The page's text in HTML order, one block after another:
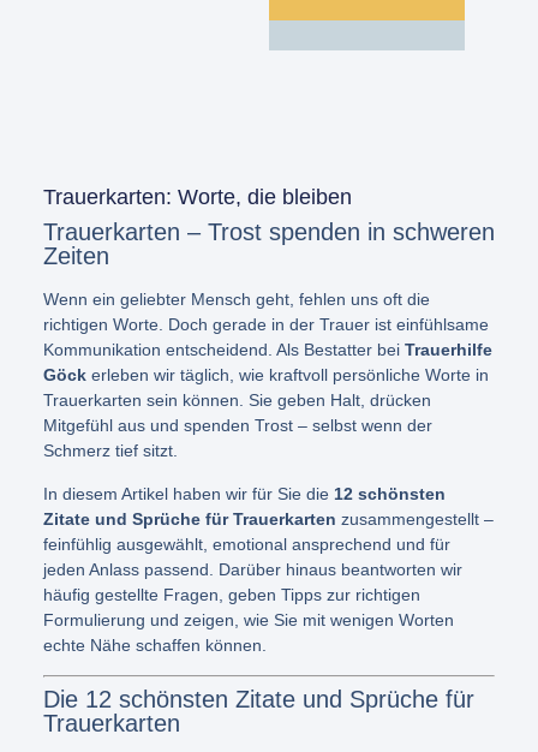
Trauerkarten: Worte, die bleiben
Trauerkarten – Trost spenden in schweren
Zeiten
Wenn ein geliebter Mensch geht, fehlen uns oft die
richtigen Worte. Doch gerade in der Trauer ist einfühlsame
Kommunikation entscheidend. Als Bestatter bei Trauerhilfe
Göckerleben wir täglich, wie kraftvoll persönliche Worte in
Trauerkarten sein können. Sie geben Halt, drücken
Mitgefühl aus und spenden Trost – selbst wenn der
Schmerz tief sitzt.
In diesem Artikel haben wir für Sie die 12 schönsten
Zitate und Sprüche für Trauerkarten zusammengestellt –
feinfühlig ausgewählt, emotional ansprechend und für
jeden Anlass passend. Darüber hinaus beantworten wir
häufig gestellte Fragen, geben Tipps zur richtigen
Formulierung und zeigen, wie Sie mit wenigen Worten
echte Nähe schaffen können.
Die 12 schönsten Zitate und Sprüche für
Trauerkarten